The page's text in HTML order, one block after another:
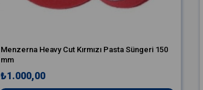
Menzerna Heavy Cut Kırmızı Pasta Süngeri 150
mm
₺1.000,00